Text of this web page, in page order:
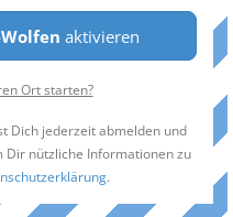
aktivieren
Ort starten?
Dich jederzeit abmelden und
Dir nützliche Informationen zu
.